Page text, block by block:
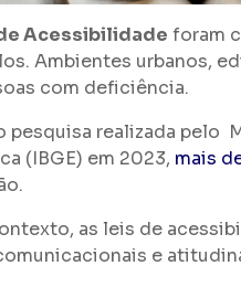
Acessibilidade foram
Ambientes urbanos,
com deficiência.
pesquisa realizada pelo
(IBGE) em 2023, mais
as leis de
e